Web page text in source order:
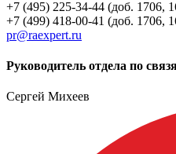
+7 (495) 225-34-44 (доб. 1706,
+7 (499) 418-00-41 (доб. 1706,
pr@raexpert.ru
Руководитель отдела по
Сергей Михеев